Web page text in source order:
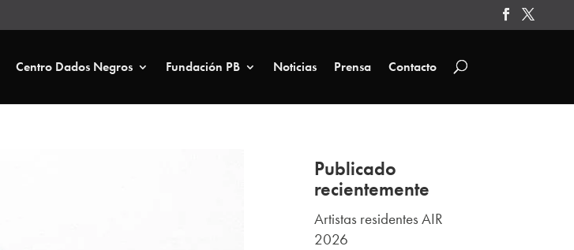
Centro Dados Negros Fundación PB Noticias Prensa Contacto
Publicado
recientemente
Artistas residentes AIR
2026